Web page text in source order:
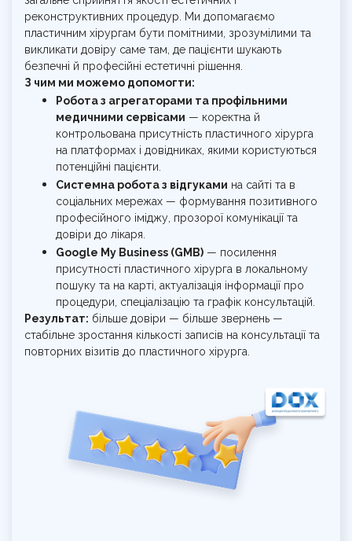
реконструктивних процедур. Ми допомагаємо
пластичним хірургам бути помітними, зрозумілими та
викликати довіру саме там, де пацієнти шукають
безпечні й професійні естетичні рішення.
З чим ми можемо допомогти:
Робота з агрегаторами та профільними
медичними сервісами — коректна й
контрольована присутність пластичного хірурга
на платформах і довідниках, якими користуються
потенційні пацієнти.
Системна робота з відгуками на сайті та в
соціальних мережах — формування позитивного
професійного іміджу, прозорої комунікації та
довіри до лікаря.
Google My Business (GMB) — посилення
присутності пластичного хірурга в локальному
пошуку та на карті, актуалізація інформації про
процедури, спеціалізацію та графік консультацій.
Результат: більше довіри — більше звернень —
стабільне зростання кількості записів на консультації та
повторних візитів до пластичного хірурга.